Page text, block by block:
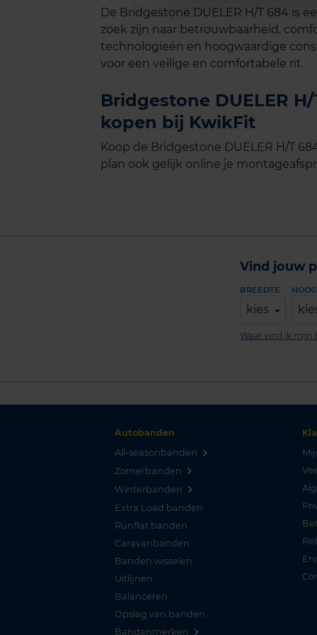
De Bridgestone DUELER H/T 684 is
zoek zijn naar betrouwbaarheid,
technologieën en hoogwaardige
voor een veilige en comfortabele rit.
Bridgestone DUELER
kopen bij KwikFit
Koop de Bridgestone DUELER H/T
plan ook gelijk online je
Vind jouw
BREEDTE
kies
Waar vind ik mijn
Autobanden
All-seasonbanden
Zomerbanden
Winterbanden
Extra Load banden
Runflat banden
Caravanbanden
Banden wisselen
Uitlijnen
Balanceren
Opslag van banden
Bandenmerken